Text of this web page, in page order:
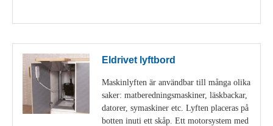
Eldrivet lyftbord
Maskinlyften är användbar till många olika
saker: matberedningsmaskiner, läskbackar,
datorer, symaskiner etc. Lyften placeras på
botten inuti ett skåp. Ett motorsystem med